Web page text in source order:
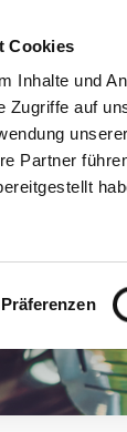
Cookies
Inhalte und
Zugriffe auf
Partner
Präferenzen